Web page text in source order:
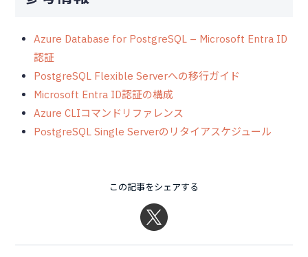
Azure Database for PostgreSQL – Microsoft Entra ID
認証
PostgreSQL Flexible Serverへの移行ガイド
Microsoft Entra ID認証の構成
Azure CLIコマンドリファレンス
PostgreSQL Single Serverのリタイアスケジュール
この記事をシェアする